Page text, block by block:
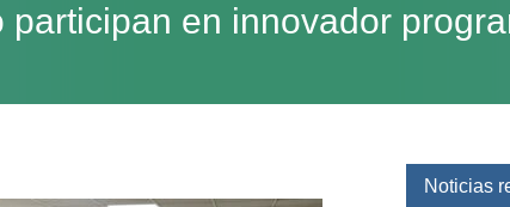
en innovador
Noticias